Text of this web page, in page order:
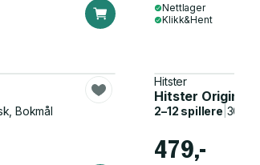
Nettlager
Klikk&Hent
Bokmål
Hitster
Hitster Original
2–12 spillere
479,-